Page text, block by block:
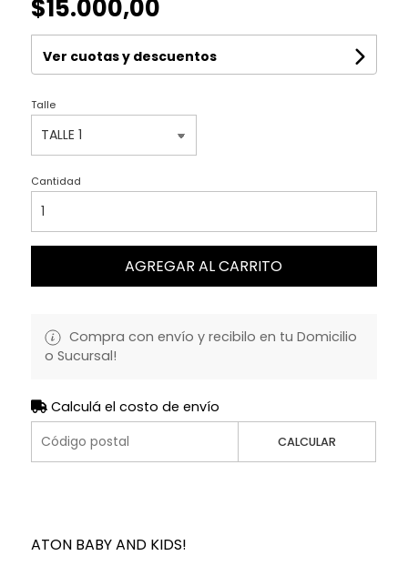
$15.000,00
Ver cuotas y descuentos
Talle
Cantidad
AGREGAR AL CARRITO
Compra con envío y recibilo en tu Domicilio
o Sucursal!
Calculá el costo de envío
CALCULAR
ATON BABY AND KIDS!